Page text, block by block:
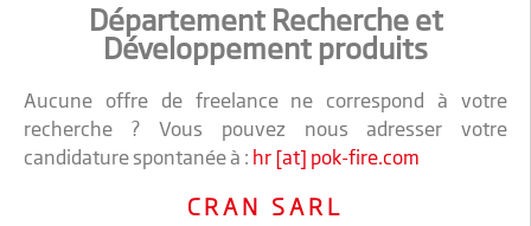
Département Recherche et
Développement produits
Aucune offre de freelance ne correspond à votre
recherche ? Vous pouvez nous adresser votre
candidature spontanée à : hr [at] pok-fire.com
CRAN SARL